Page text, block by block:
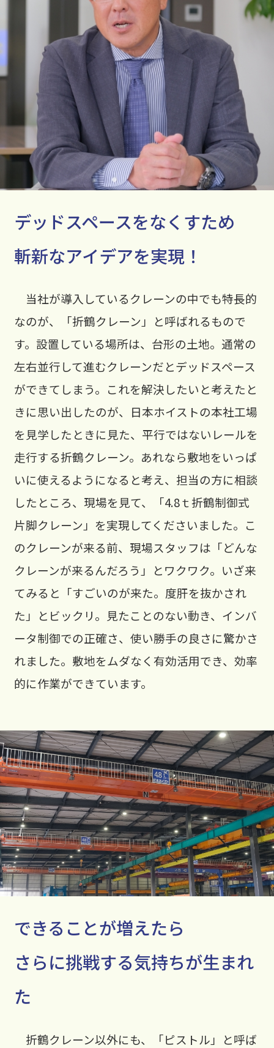
デッドスペースをなくすため
斬新なアイデアを実現！
当社が導入しているクレーンの中でも特長的
なのが、「折鶴クレーン」と呼ばれるもので
す。設置している場所は、台形の土地。通常の
左右並行して進むクレーンだとデッドスペース
ができてしまう。これを解決したいと考えたと
きに思い出したのが、日本ホイストの本社工場
を見学したときに見た、平行ではないレールを
走行する折鶴クレーン。あれなら敷地をいっぱ
いに使えるようになると考え、担当の方に相談
したところ、現場を見て、「4.8ｔ折鶴制御式
片脚クレーン」を実現してくださいました。こ
のクレーンが来る前、現場スタッフは「どんな
クレーンが来るんだろう」とワクワク。いざ来
てみると「すごいのが来た。度肝を抜かされ
た」とビックリ。見たことのない動き、インバ
ータ制御での正確さ、使い勝手の良さに驚かさ
れました。敷地をムダなく有効活用でき、効率
的に作業ができています。
できることが増えたら
さらに挑戦する気持ちが生まれ
た
折鶴クレーン以外にも、「ピストル」と呼ば